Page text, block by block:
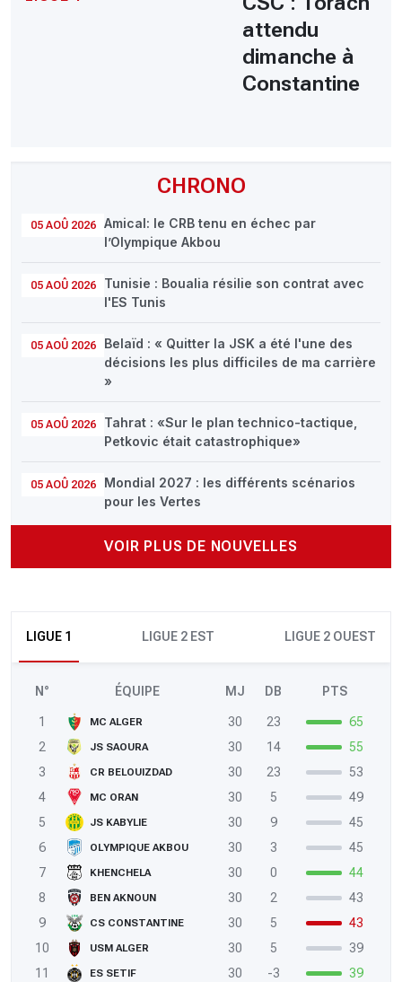
CHRONO
05 AOÛ 2026
Amical: le CRB tenu en échec par
l’Olympique Akbou
05 AOÛ 2026
Tunisie : Boualia résilie son contrat avec
l'ES Tunis
05 AOÛ 2026
Belaïd : « Quitter la JSK a été l'une des
décisions les plus difficiles de ma carrière
»
05 AOÛ 2026
Tahrat : «Sur le plan technico-tactique,
Petkovic était catastrophique»
05 AOÛ 2026
Mondial 2027 : les différents scénarios
pour les Vertes
VOIR PLUS DE NOUVELLES
LIGUE 1 LIGUE 2 EST LIGUE 2 OUEST
N° ÉQUIPE MJ DB PTS
1 MC ALGER 30 23
65
2
JS SAOURA 30 14
55
3
CR BELOUIZDAD 30 23
53
4
MC ORAN 30 5
49
5
JS KABYLIE 30 9
45
6
OLYMPIQUE AKBOU 30 3
45
7
KHENCHELA 30 0
44
8
BEN AKNOUN 30 2
43
9
CS CONSTANTINE 30 5
43
10
USM ALGER 30 5
39
11
ES SETIF 30 -3
39
attendu
dimanche à
Constantine